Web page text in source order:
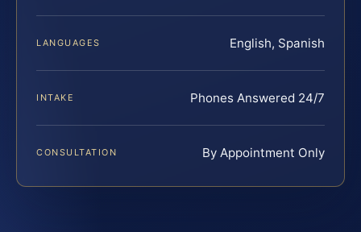
LANGUAGES English, Spanish
INTAKE Phones Answered 24/7
CONSULTATION By Appointment Only